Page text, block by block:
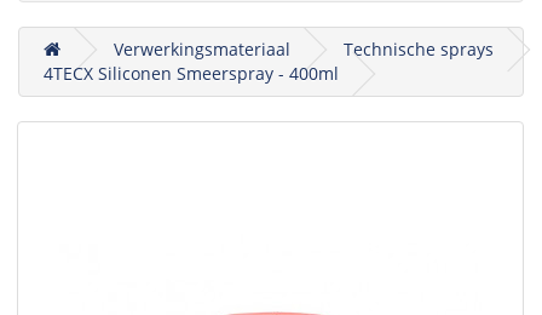
Verwerkingsmateriaal
Technische sprays
4TECX Siliconen Smeerspray - 400ml